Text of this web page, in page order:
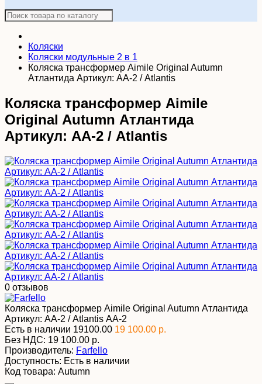
Коляски
Коляски модульные 2 в 1
Коляска трансформер Aimile Original Autumn
Атлантида Артикул: АА-2 / Atlantis
Коляска трансформер Aimile
Original Autumn Атлантида
Артикул: АА-2 / Atlantis
0 отзывов
Коляска трансформер Aimile Original Autumn Атлантида
Артикул: АА-2 / Atlantis АА-2
Есть в наличии 19100.00 19 100.00 р.
Без НДС: 19 100.00 р.
Производитель: Farfello
Доступность: Есть в наличии
Код товара: Autumn